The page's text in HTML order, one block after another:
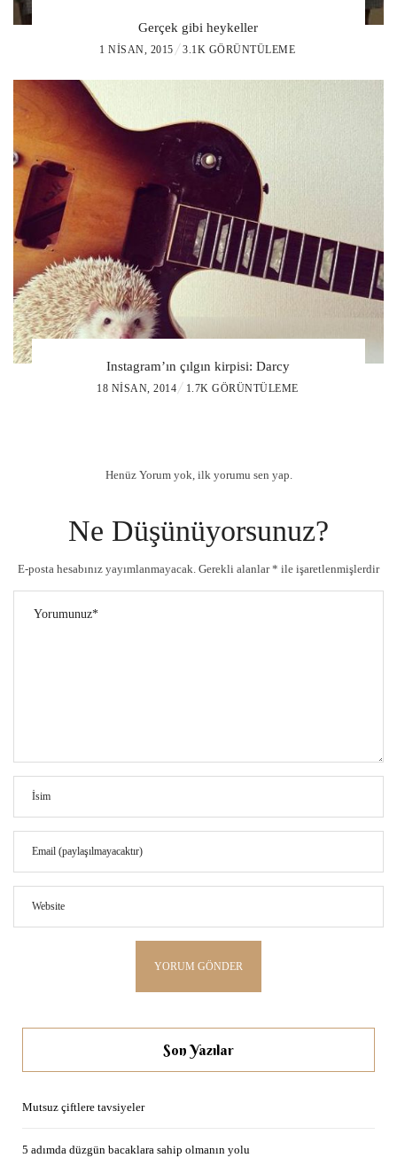
Gerçek gibi heykeller
P
O
N
1 NISAN, 2015 3.1K GÖRÜNTÜLEME
Instagram’ın çılgın kirpisi: Darcy
P
O
18 NISAN, 2014 1.7K GÖRÜNTÜLEME
Henüz Yorum yok, ilk yorumu sen yap.
Ne Düşünüyorsunuz?
E-posta hesabınız yayımlanmayacak. Gerekli alanlar* ile işaretlenmişlerdir
Son Yazılar
Mutsuz çiftlere tavsiyeler
5 adımda düzgün bacaklara sahip olmanın yolu